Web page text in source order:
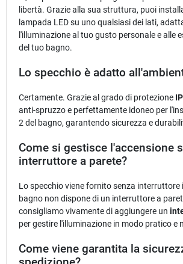
libertà. Grazie alla sua struttura, puoi
lampada LED su uno qualsiasi dei lati,
l'illuminazione al tuo gusto personale e alle
del tuo bagno.
Lo specchio è adatto
Certamente. Grazie al grado di protezione
anti-spruzzo e perfettamente idoneo per
2 del bagno, garantendo sicurezza e
Come si gestisce l'accensione
interruttore a parete?
Lo specchio viene fornito senza interruttore
bagno non dispone di un interruttore a
consigliamo vivamente di aggiungere un
per gestire l'illuminazione in modo pratico e
Come viene garantita la